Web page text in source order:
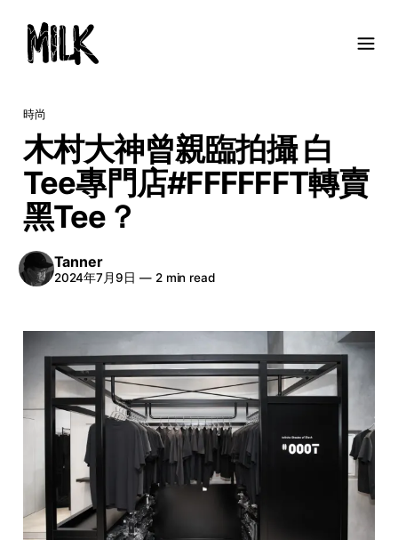
時尚
木村大神曾親臨拍攝 白
Tee專門店#FFFFFFT轉賣
黑Tee？
Tanner
2024年7月9日 —2 min read